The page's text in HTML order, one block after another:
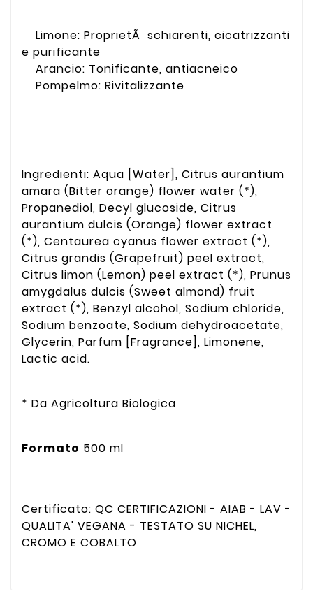
Limone: ProprietÃ schiarenti, cicatrizzanti
e purificante
Arancio: Tonificante, antiacneico
Pompelmo: Rivitalizzante
Ingredienti: Aqua [Water], Citrus aurantium
amara (Bitter orange) flower water (*),
Propanediol, Decyl glucoside, Citrus
aurantium dulcis (Orange) flower extract
(*), Centaurea cyanus flower extract (*),
Citrus grandis (Grapefruit) peel extract,
Citrus limon (Lemon) peel extract (*), Prunus
amygdalus dulcis (Sweet almond) fruit
extract (*), Benzyl alcohol, Sodium chloride,
Sodium benzoate, Sodium dehydroacetate,
Glycerin, Parfum [Fragrance], Limonene,
Lactic acid.
* Da Agricoltura Biologica
Formato 500 ml
Certificato: QC CERTIFICAZIONI - AIAB - LAV -
QUALITA' VEGANA - TESTATO SU NICHEL,
CROMO E COBALTO